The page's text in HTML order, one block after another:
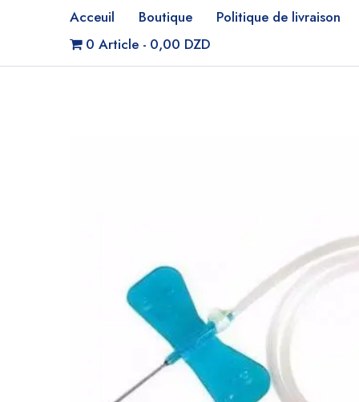
Acceuil Boutique
Politique de livraison
0 Article
0,00 DZD